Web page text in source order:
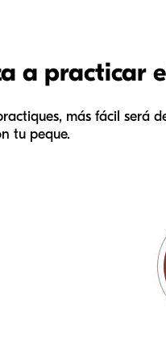
a practicar
más fácil será
tu peque.